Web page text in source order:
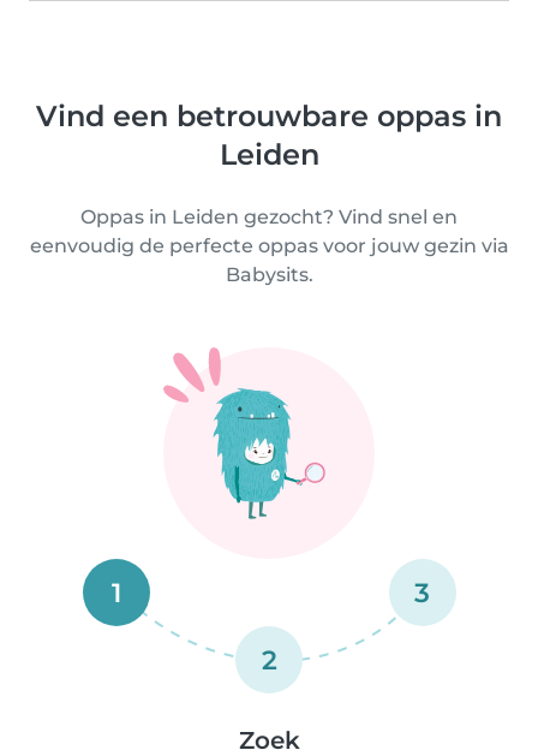
Vind een betrouwbare oppas in
Leiden
Oppas in Leiden gezocht? Vind snel en
eenvoudig de perfecte oppas voor jouw gezin via
Babysits.
1
2
3
Zoek